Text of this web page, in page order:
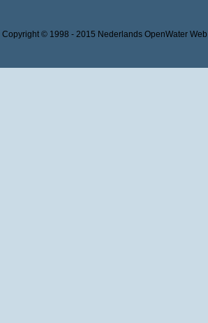
Copyright © 1998 - 2015 Nederlands OpenWater